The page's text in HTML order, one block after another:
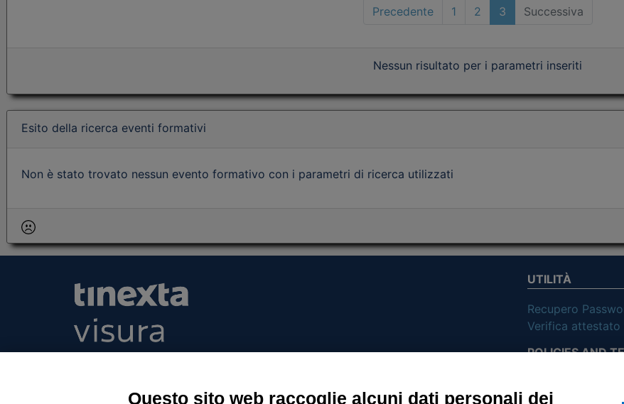
Precedente 1 2 3 Successiva
Nessun risultato per i parametri inseriti
Esito della ricerca eventi formativi
Non è stato trovato nessun evento formativo con i parametri di ricerca utilizzati
UTILITÀ
Recupero
Verifica attestato
POLICIES AND
Questo sito web raccoglie alcuni dati personali dei